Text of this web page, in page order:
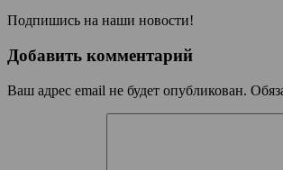
Подпишись на наши новости!
Добавить комментарий
Ваш адрес email не будет опубликован.